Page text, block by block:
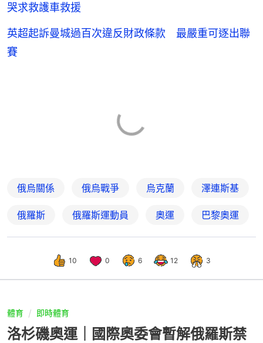
哭求救護車救援
英超起訴曼城過百次違反財政條款 最嚴重可逐出聯
賽
俄烏關係 俄烏戰爭 烏克蘭 澤連斯基
俄羅斯 俄羅斯運動員 奧運 巴黎奧運
10 0 6 12 3
體育 即時體育
洛杉磯奧運｜國際奧委會暫解俄羅斯禁